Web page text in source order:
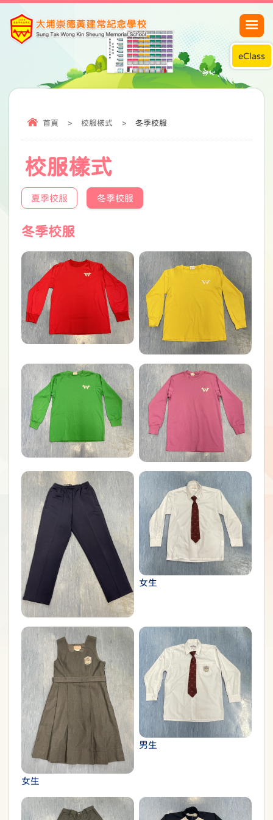
eClass
首頁 > 校服樣式 > 冬季校服
校服樣式
夏季校服 冬季校服
冬季校服
女生
女生
男生